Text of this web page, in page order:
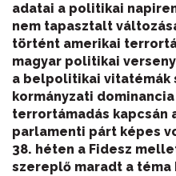
adatai a politikai
nem tapasztalt
történt amerikai
magyar politikai
a belpolitikai vitatémák
kormányzati
terrortámadás kapcsán
parlamenti párt képes
38. héten a Fidesz
szereplő maradt a téma